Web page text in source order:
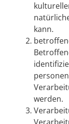
kann.
werden.